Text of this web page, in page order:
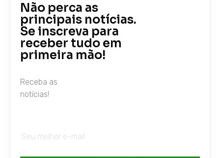
Não perca as
principais notícias.
Se inscreva para
receber tudo em
primeira mão!
Receba as
notícias!